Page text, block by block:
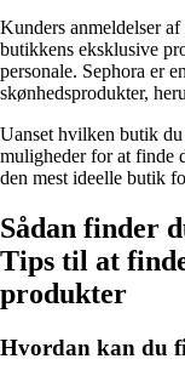
Kunders anmeldelser
butikkens eksklusive
personale. Sephora er
skønhedsprodukter,
Uanset hvilken butik
muligheder for at finde
den mest ideelle butik
Sådan finder
Tips til at
produkter
Hvordan kan du